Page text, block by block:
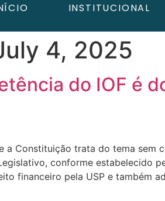
INSTITUCIONAL
4, 2025
do IOF é
a Constituição trata do tema sem
conforme estabelecido
financeiro pela USP e também